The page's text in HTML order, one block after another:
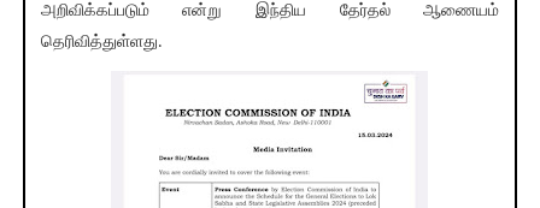
அறிவிக்கப்படும் என்று இந்திய தேர்தல் ஆணையம்
தெரிவித்துள்ளது.